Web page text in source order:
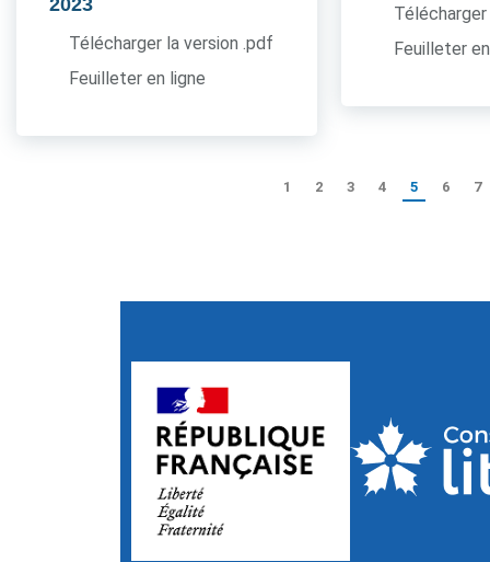
2023
Télécharger la version .pdf
Feuilleter en ligne
Feuilleter
1 2 3 4 5 6 7